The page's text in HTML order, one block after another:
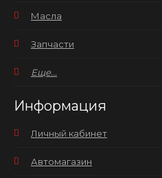
Масла
Запчасти
Еще...
Информация
Личный кабинет
Автомагазин